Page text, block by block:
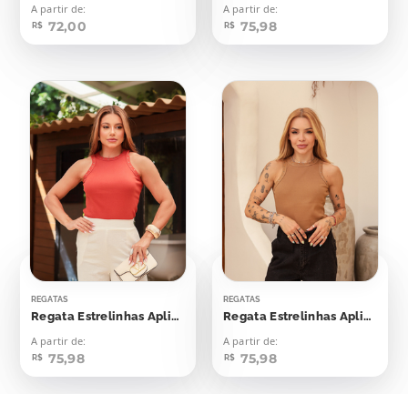
A partir de:
R$ 72,00
A partir de:
R$ 75,98
REGATAS
Regata Estrelinhas Aplicação
A partir de:
R$ 75,98
REGATAS
Regata Estrelinhas Aplicação
A partir de:
R$ 75,98